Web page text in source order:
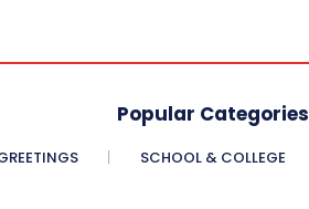
Popular Categories
SCHOOL & COLLEGE